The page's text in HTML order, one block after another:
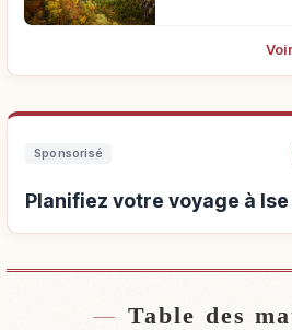
Sponsorisé
Planifiez votre voyage à Ise
Hébergements près
Table des